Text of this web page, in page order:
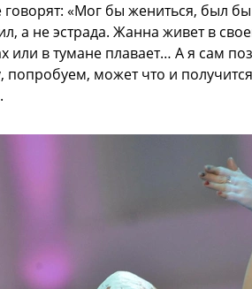
«Мог бы жениться, был
а не эстрада. Жанна живет в
или в тумане плавает… А я сам
попробуем, может что и